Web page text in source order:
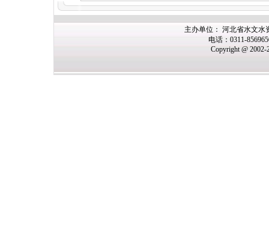
主办单位： 河北省水文水
电话：0311-
Copyright @ 2002-